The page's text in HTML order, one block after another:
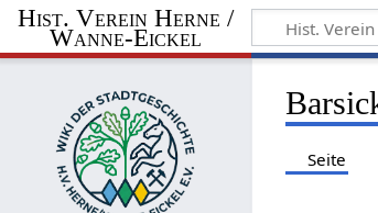
Hist. Verein Herne /
Wanne-Eickel
Seite